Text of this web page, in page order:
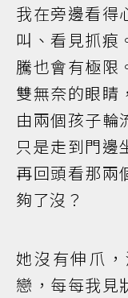
我在旁邊看得
叫、看見抓痕
騰也會有極限
雙無奈的眼睛
由兩個孩子輪
只是走到門邊
再回頭看那兩
夠了沒？
她沒有伸爪
戀，每每我見